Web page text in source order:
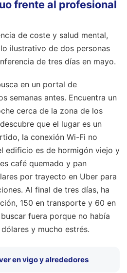
frente al profesional
de coste y salud mental,
ilustrativo de dos personas
de tres días en mayo.
en un portal de
semanas antes. Encuentra un
cerca de la zona de los
que el lugar es un
la conexión Wi-Fi no
edificio es de hormigón viejo y
café quemado y pan
por trayecto en Uber para
Al final de tres días, ha
150 en transporte y 60 en
fuera porque no había
y mucho estrés.
en vigo y alrededores